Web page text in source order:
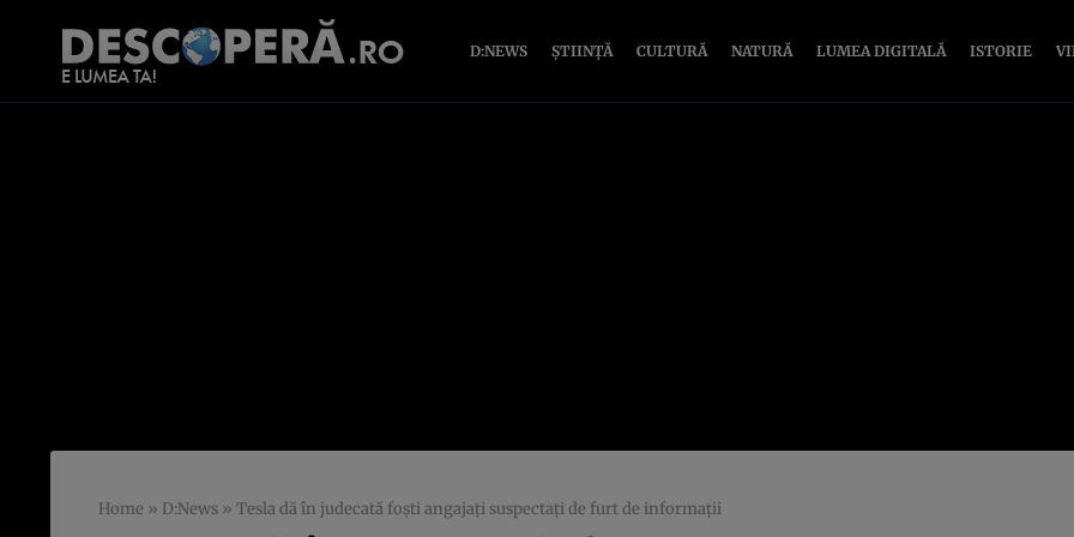
D:NEWS ȘTIINȚĂ CULTURĂ NATURĂ LUMEA DIGITALĂ ISTORIE
Home » D:News » Tesla dă în judecată foşti angajaţi suspectaţi de furt de informaţii